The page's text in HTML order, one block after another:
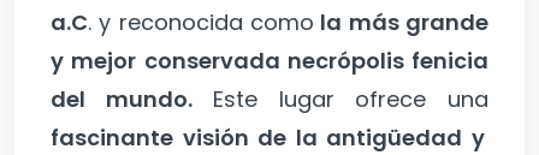
a.C. y reconocida como la más grande
y mejor conservada necrópolis fenicia
del mundo.Este lugar ofrece una
fascinante visión de la antigüedad y